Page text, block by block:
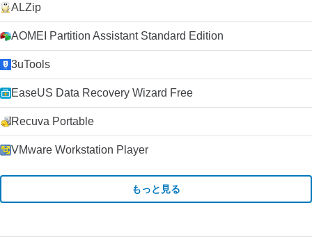
ALZip
AOMEI Partition Assistant Standard Edition
3uTools
EaseUS Data Recovery Wizard Free
Recuva Portable
VMware Workstation Player
もっと見る